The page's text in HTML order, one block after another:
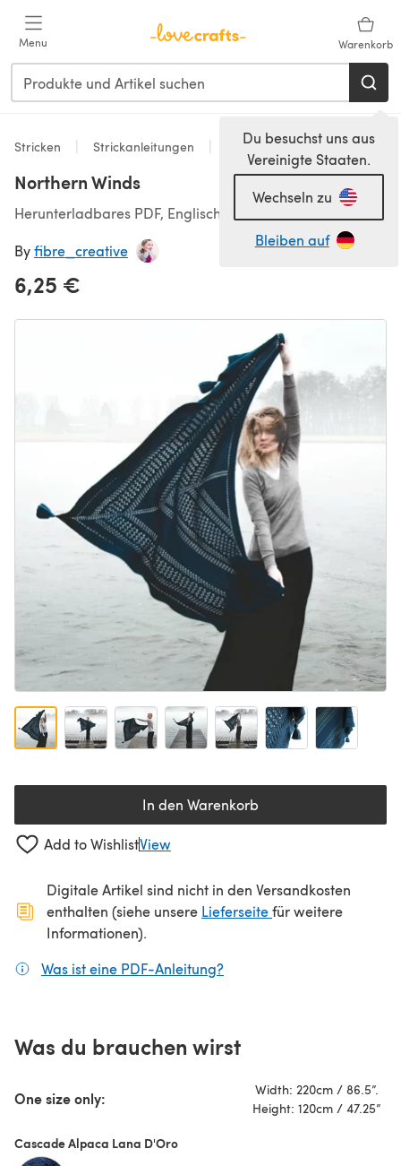
Menu Warenkorb
Du besuchst uns aus
Vereinigte Staaten.
Wechseln zu
Bleiben auf
Stricken Strickanleitungen Accessoires
Northern Winds
Herunterladbares PDF, Englisch
Byfibre_creative
6,25 €
In den Warenkorb
Add to WishlistView
Digitale Artikel sind nicht in den Versandkosten
enthalten (siehe unsere Lieferseite(öffnet sich in
für weitere
Informationen).
Was ist eine PDF-Anleitung?
Was du brauchen wirst
One size only:
Width: 220cm / 86.5”.
Height: 120cm / 47.25”
Cascade Alpaca Lana D'Oro